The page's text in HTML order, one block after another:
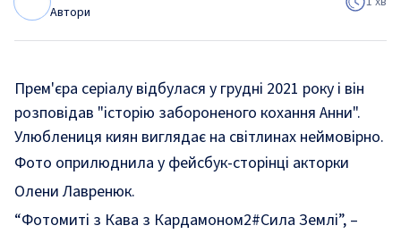
Автори
Прем'єра серіалу відбулася у грудні 2021 року і він
розповідав "історію забороненого кохання Анни".
Улюблениця киян виглядає на світлинах неймовірно.
Фото оприлюднила у фейсбук-сторінці акторки
Олени Лавренюк.
“Фотомиті з Кава з Кардамоном2#Сила Землі”, –